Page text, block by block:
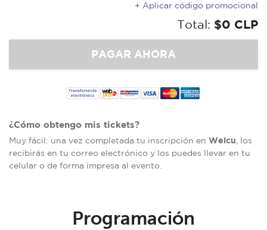
+ Aplicar código promocional
Total: $0 CLP
¿Cómo obtengo mis tickets?
Muy fácil: una vez completada tu inscripción en Welcu , los
recibirás en tu correo electrónico y los puedes llevar en tu
celular o de forma impresa al evento.
Programación